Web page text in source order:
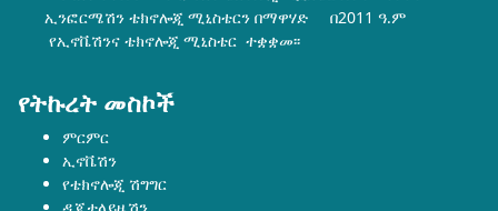
የኢኖቬሽንና ቴክኖሎጂ ሚኒስቴር ተቋቋመ፡፡
ምርምር
ኢኖቬሽን
የቴክኖሎጂ ሽግግር
ዲጂታላይዜሽን